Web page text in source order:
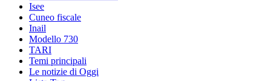
Isee
Cuneo fiscale
Inail
Modello 730
TARI
Temi principali
Le notizie di Oggi